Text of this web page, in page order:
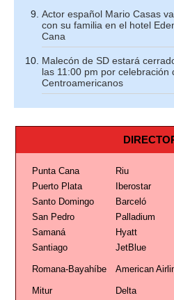
Actor español Mario Casas
con su familia en el hotel
Cana
Malecón de SD estará
las 11:00 pm por celebración
Centroamericanos
Punta Cana Riu
Puerto Plata
Iberostar
Santo Domingo
Barceló
San Pedro
Palladium
Samaná
Hyatt
Santiago
JetBlue
Romana-Bayahíbe American
Mitur
Delta